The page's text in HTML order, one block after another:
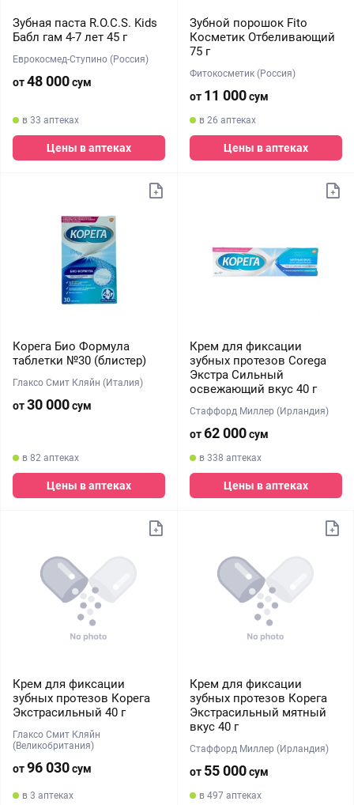
Зубная паста R.O.C.S. Kids
Бабл гам 4-7 лет 45 г
Еврокосмед-Ступино (Россия)
от48 000сум
в 33 аптеках
Цены в аптеках
Зубной порошок Fito
Косметик Отбеливающий
75 г
Фитокосметик (Россия)
от 11 000сум
в 26 аптеках
Цены в аптеках
Корега Био Формула
таблетки №30 (блистер)
Глаксо Смит Кляйн (Италия)
от30 000сум
в 82 аптеках
Цены в аптеках
Крем для фиксации
зубных протезов Corega
Экстра Сильный
освежающий вкус 40 г
Стаффорд Миллер (Ирландия)
от62 000сум
в 338 аптеках
Цены в аптеках
Крем для фиксации
зубных протезов Корега
Экстрасильный 40 г
Глаксо Смит Кляйн
(Великобритания)
от96 030сум
в 3 аптеках
Крем для фиксации
зубных протезов Корега
Экстрасильный мятный
вкус 40 г
Стаффорд Миллер (Ирландия)
от 55 000сум
в 497 аптеках